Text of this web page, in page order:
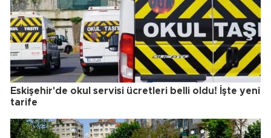
Eskişehir'de okul servisi ücretleri belli oldu! İşte yeni
tarife